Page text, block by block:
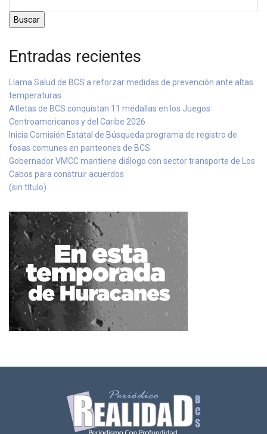
Buscar
Entradas recientes
Llama Salud de BCS a reforzar medidas de prevención ante altas
temperaturas
Atletas de BCS conquistan 11 medallas en los Juegos
Centroamericanos y del Caribe 2026
Inicia Comisión Estatal de Búsqueda programa de registro de
fosas comunes en panteones de BCS
Gobernador VMCC mantiene diálogo con sector transporte de Los
Cabos para construir acuerdos
(sin título)